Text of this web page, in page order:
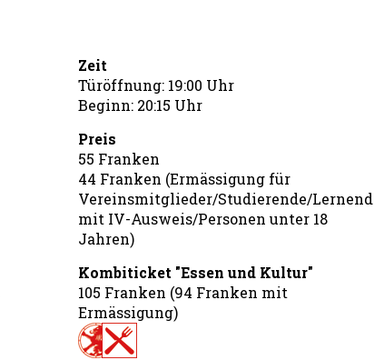
Zeit
Türöffnung: 19:00 Uhr
Beginn: 20:15 Uhr
Preis
55 Franken
44 Franken (Ermässigung für
Vereinsmitglieder/Studierende/
mit IV-Ausweis/Personen unter 18
Jahren)
Kombiticket "Essen und Kultur"
105 Franken (94 Franken mit
Ermässigung)